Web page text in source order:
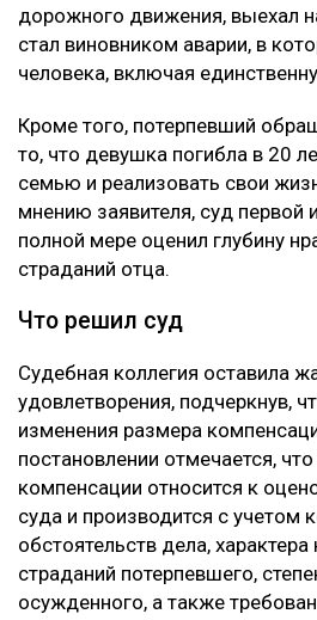
дорожного движения, выехал
стал виновником аварии, в
человека, включая
Кроме того, потерпевший
то, что девушка погибла в 20
семью и реализовать свои
мнению заявителя, суд первой
полной мере оценил глубину
страданий отца.
Что решил суд
Судебная коллегия оставила
удовлетворения, подчеркнув,
изменения размера
постановлении отмечается,
компенсации относится к
суда и производится с учетом
обстоятельств дела,
страданий потерпевшего,
осужденного, а также